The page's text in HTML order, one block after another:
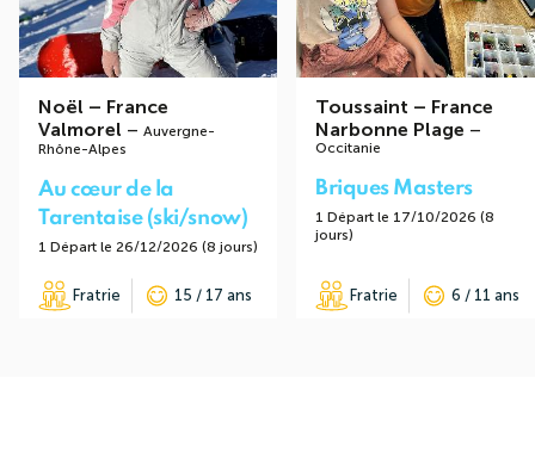
Noël – France
Valmorel – Auvergne-
Rhône-Alpes
Au cœur de la
Tarentaise (ski/snow)
1 Départ le 26/12/2026 (8 jours)
Fratrie 15 / 17 ans
Toussaint – France
Narbonne Plage –
Occitanie
Briques Masters
1 Départ le 17/10/2026 (8
jours)
Fratrie 6 / 11 ans